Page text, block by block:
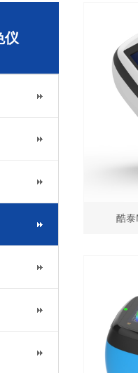
仪
酷泰